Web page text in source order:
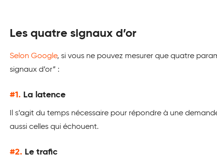
Les quatre signaux d’or
Selon Google, si vous ne pouvez mesurer que quatre
signaux d’or” :
#1. La latence
Il s’agit du temps nécessaire pour répondre à une
aussi celles qui échouent.
#2. Le trafic